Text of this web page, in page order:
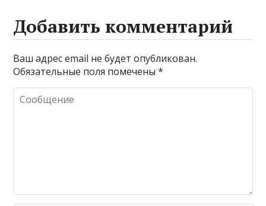
Добавить комментарий
Ваш адрес email не будет опубликован.
Обязательные поля помечены*